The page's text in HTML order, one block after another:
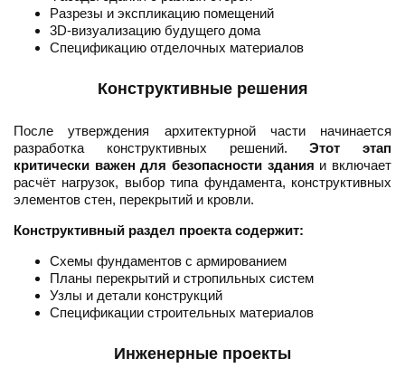
Разрезы и экспликацию помещений
3D-визуализацию будущего дома
Спецификацию отделочных материалов
Конструктивные решения
После утверждения архитектурной части начинается
разработка конструктивных решений.Этот этап
критически важен для безопасности здания и включает
расчёт нагрузок, выбор типа фундамента, конструктивных
элементов стен, перекрытий и кровли.
Конструктивный раздел проекта содержит:
Схемы фундаментов с армированием
Планы перекрытий и стропильных систем
Узлы и детали конструкций
Спецификации строительных материалов
Инженерные проекты